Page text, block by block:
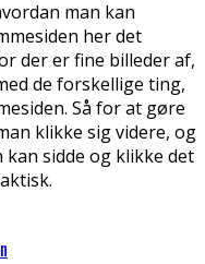
man kan
her det
der er fine billeder af,
de forskellige ting,
Så for at gøre
klikke sig videre, og
kan sidde og klikke det